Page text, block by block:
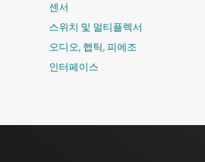
센서
스위치 및 멀티플렉서
오디오, 햅틱, 피에조
인터페이스